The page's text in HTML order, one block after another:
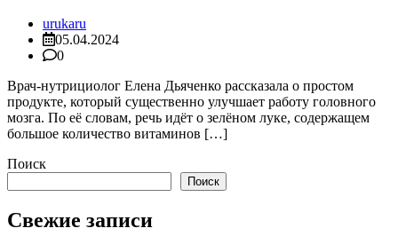
urukaru
05.04.2024
0
Врач-нутрициолог Елена Дьяченко рассказала о простом
продукте, который существенно улучшает работу головного
мозга. По её словам, речь идёт о зелёном луке, содержащем
большое количество витаминов […]
Поиск
Поиск
Свежие записи